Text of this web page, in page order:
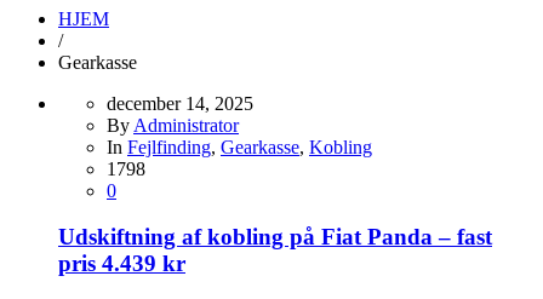
HJEM
/
Gearkasse
december 14, 2025
By Administrator
In Fejlfinding, Gearkasse, Kobling
1798
0
Udskiftning af kobling på Fiat Panda – fast
pris 4.439 kr